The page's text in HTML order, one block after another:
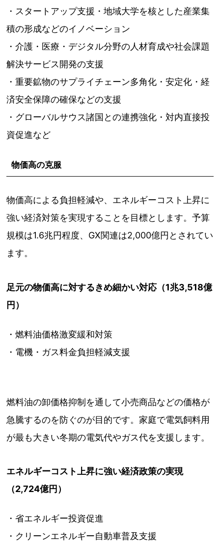
・スタートアップ支援・地域大学を核とした産業集
積の形成などのイノベーション
・介護・医療・デジタル分野の人材育成や社会課題
解決サービス開発の支援
・重要鉱物のサプライチェーン多角化・安定化・経
済安全保障の確保などの支援
・グローバルサウス諸国との連携強化・対内直接投
資促進など
物価高の克服
物価高による負担軽減や、エネルギーコスト上昇に
強い経済対策を実現することを目標とします。予算
規模は1.6兆円程度、GX関連は2,000億円とされてい
ます。
足元の物価高に対するきめ細かい対応（1兆3,518億
円）
・燃料油価格激変緩和対策
・電機・ガス料金負担軽減支援
燃料油の卸価格抑制を通して小売商品などの価格が
急騰するのを防ぐのが目的です。家庭で電気飼料用
が最も大きい冬期の電気代やガス代を支援します。
エネルギーコスト上昇に強い経済政策の実現
（2,724億円）
・省エネルギー投資促進
・クリーンエネルギー自動車普及支援